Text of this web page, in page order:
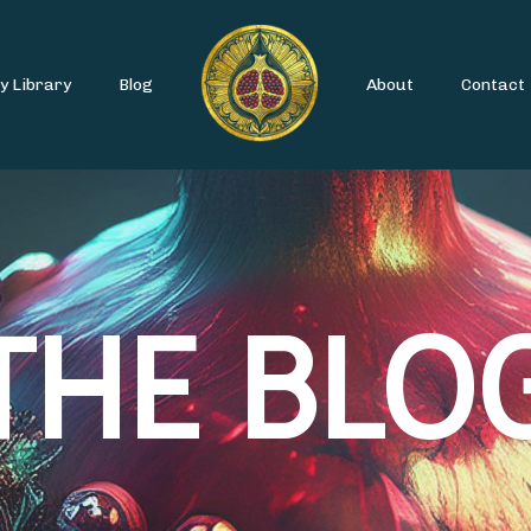
Library Blog About Contact